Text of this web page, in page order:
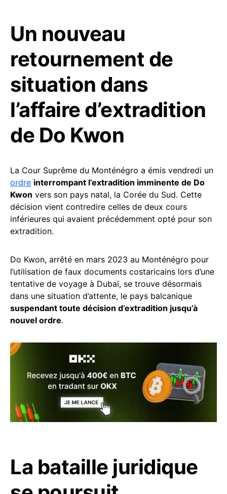
Un nouveau
retournement de
situation dans
l’affaire d’extradition
de Do Kwon
La Cour Suprême du Monténégro a émis vendredi un
ordre interrompant l’extradition imminente de Do
Kwon vers son pays natal, la Corée du Sud. Cette
décision vient contredire celles de deux cours
inférieures qui avaient précédemment opté pour son
extradition.
Do Kwon, arrêté en mars 2023 au Monténégro pour
l’utilisation de faux documents costaricains lors d’une
tentative de voyage à Dubaï, se trouve désormais
dans une situation d’attente, le pays balcanique
suspendant toute décision d’extradition jusqu’à
nouvel ordre.
La bataille juridique